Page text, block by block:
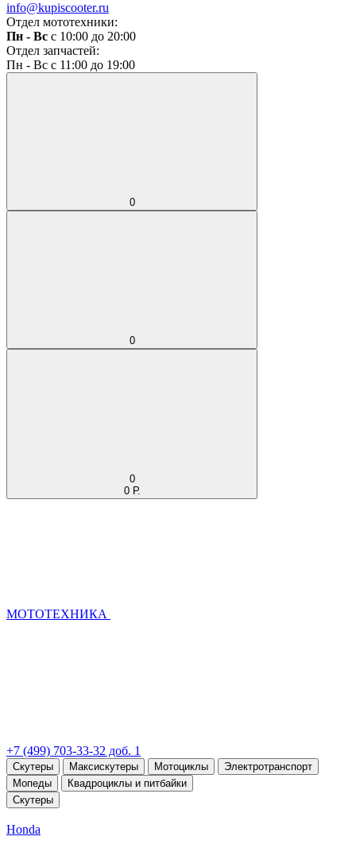
info@kupiscooter.ru
Отдел мототехники:
Пн - Вс с 10:00 до 20:00
Отдел запчастей:
Пн - Вс с 11:00 до 19:00
0
0
0
0 Р.
МОТОТЕХНИКА
+7 (499) 703-33-32 доб. 1
Скутеры Максискутеры Мотоциклы
Электротранспорт
Мопеды
Квадроциклы и питбайки
Скутеры
Honda